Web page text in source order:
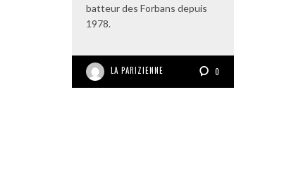
batteur des Forbans depuis
1978.
LA PARIZIENNE 0